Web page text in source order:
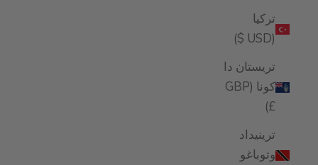
تركيا
(USD $)
تريستان دا
كونا (GBP
£)
ترينيداد
وتوباغو